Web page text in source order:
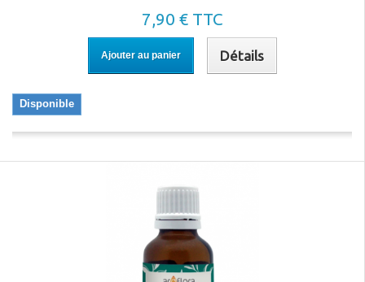
7,90 € TTC
Ajouter au panier Détails
Disponible